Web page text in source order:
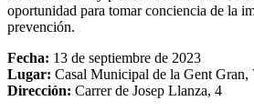
oportunidad para tomar conciencia de la
prevención.
Fecha: 13 de septiembre de 2023
Lugar: Casal Municipal de la Gent
Dirección: Carrer de Josep Llanza, 4